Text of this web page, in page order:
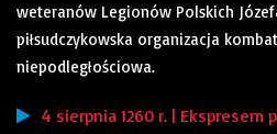
weteranów Legionów Polskich
piłsudczykowska organizacja
niepodległościowa.
4 sierpnia 1260 r. | Ekspresem